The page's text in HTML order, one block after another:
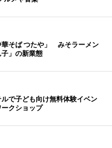
華そば つたや」 みそラーメン
」の新業態
で子ども向け無料体験イベン
クショップ